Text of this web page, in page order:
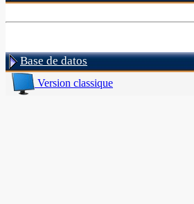
Base de datos
Version classique